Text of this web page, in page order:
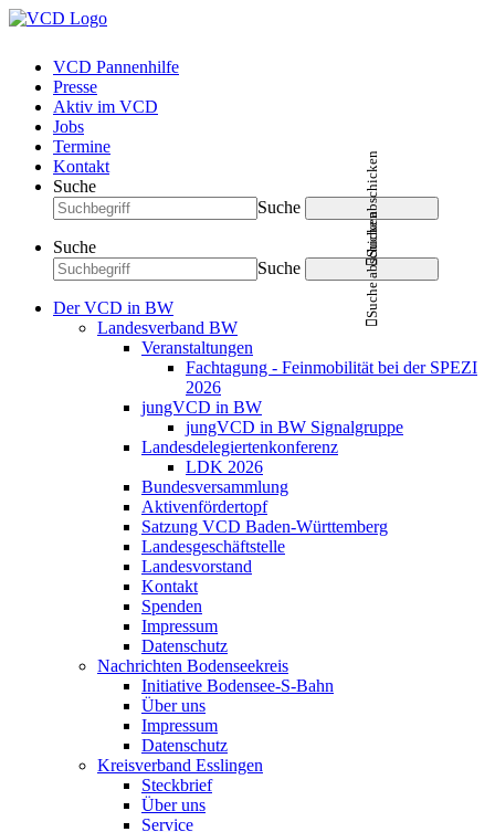
VCD Pannenhilfe
Presse
Aktiv im VCD
Jobs
Termine
Kontakt
Suche
Suche
Suche abschicken
Suche
Suche
Suche abschicken
Der VCD in BW
Landesverband BW
Veranstaltungen
Fachtagung - Feinmobilität bei der SPEZI
2026
jungVCD in BW
jungVCD in BW Signalgruppe
Landesdelegiertenkonferenz
LDK 2026
Bundesversammlung
Aktivenfördertopf
Satzung VCD Baden-Württemberg
Landesgeschäftstelle
Landesvorstand
Kontakt
Spenden
Impressum
Datenschutz
Nachrichten Bodenseekreis
Initiative Bodensee-S-Bahn
Über uns
Impressum
Datenschutz
Kreisverband Esslingen
Steckbrief
Über uns
Service